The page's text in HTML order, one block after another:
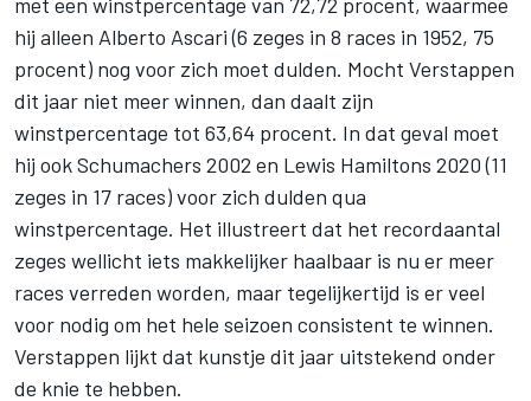
hij alleen Alberto Ascari (6 zeges in 8 races in 1952, 75
procent) nog voor zich moet dulden. Mocht Verstappen
dit jaar niet meer winnen, dan daalt zijn
winstpercentage tot 63,64 procent. In dat geval moet
hij ook Schumachers 2002 en Lewis Hamiltons 2020 (11
zeges in 17 races) voor zich dulden qua
winstpercentage. Het illustreert dat het recordaantal
zeges wellicht iets makkelijker haalbaar is nu er meer
races verreden worden, maar tegelijkertijd is er veel
voor nodig om het hele seizoen consistent te winnen.
Verstappen lijkt dat kunstje dit jaar uitstekend onder
de knie te hebben.